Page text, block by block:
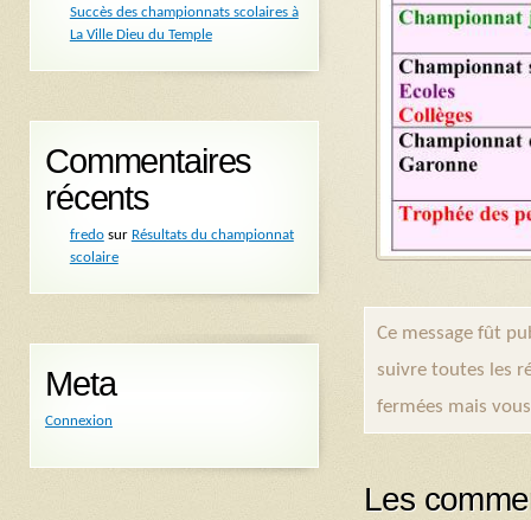
Ce message fût
suivre toutes les
fermées mais
Les
Succès des championnats scolaires à
La Ville Dieu du Temple
Commentaires
récents
fredosur Résultats du championnat
scolaire
Meta
Connexion